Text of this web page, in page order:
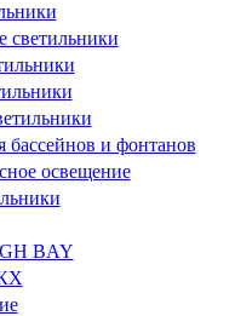
светильники
бассейнов и фонтанов
освещение
BAY